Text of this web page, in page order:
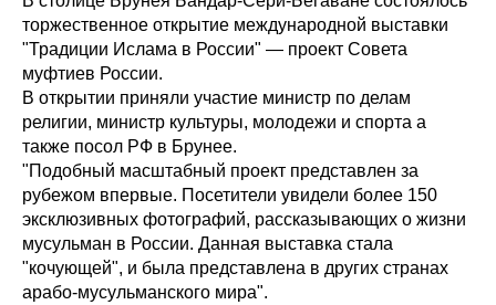
торжественное открытие международной выставки
"Традиции Ислама в России" — проект Совета
муфтиев России.
В открытии приняли участие министр по делам
религии, министр культуры, молодежи и спорта а
также посол РФ в Брунее.
"Подобный масштабный проект представлен за
рубежом впервые. Посетители увидели более 150
эксклюзивных фотографий, рассказывающих о жизни
мусульман в России. Данная выставка стала
"кочующей", и была представлена в других странах
арабо-мусульманского мира".